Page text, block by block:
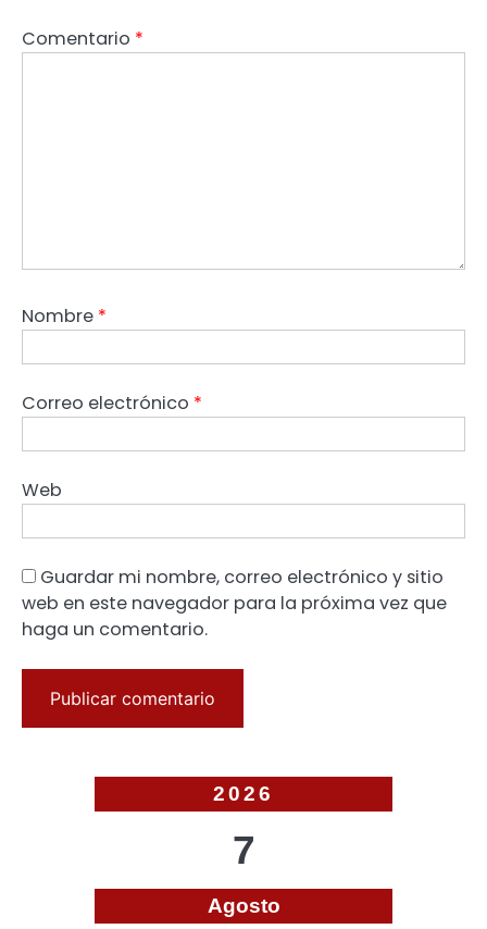
Comentario *
Nombre *
Correo electrónico *
Web
Guardar mi nombre, correo electrónico y sitio
web en este navegador para la próxima vez que
haga un comentario.
2026
7
Agosto